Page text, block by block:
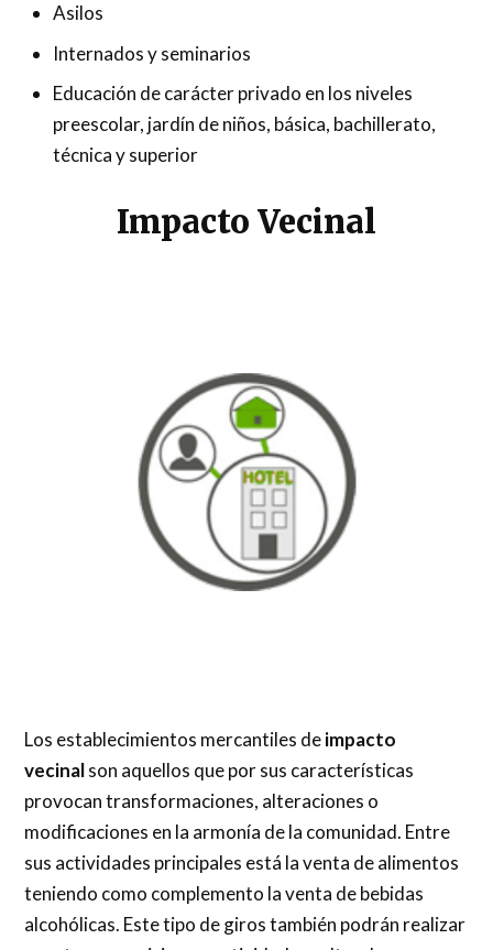
Asilos
Internados y seminarios
Educación de carácter privado en los niveles
preescolar, jardín de niños, básica, bachillerato,
técnica y superior
Impacto Vecinal
Los establecimientos mercantiles deimpacto
vecinalson aquellos que por sus características
provocan transformaciones, alteraciones o
modificaciones en la armonía de la comunidad. Entre
sus actividades principales está la venta de alimentos
teniendo como complemento la venta de bebidas
alcohólicas. Este tipo de giros también podrán realizar